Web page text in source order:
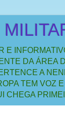
E
DA ÁREA
A
TEM VOZ
CHEGA